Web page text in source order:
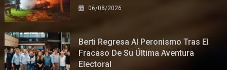
06/08/2026
Berti Regresa Al Peronismo Tras El
Fracaso De Su Última Aventura
Electoral